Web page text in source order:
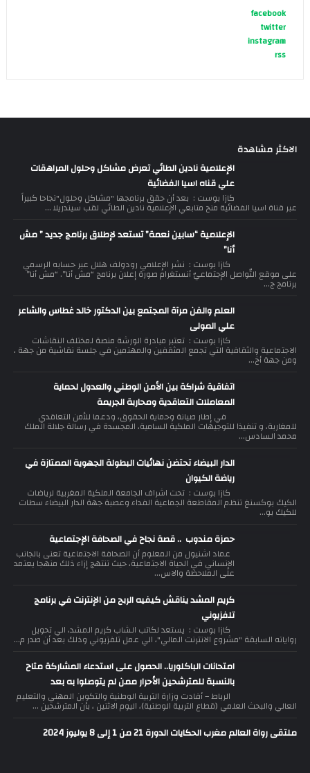
facebook
twitter
instagram
rss
الاكثر مشاهدة
الإعلامية نادين الطائي تعرض مشاكل وحلول المراهقات
علي قناه اسيا الفضائية
كازا بوست : بعد أن حقق برنامجها "مشاكل وحلول"نجاحا كبيراً
عبر قناة اسيا الفضائية منح متابعي الإعلامية نادين الطائي لقب سيندريلا ...
الإعلامية “سابين نعمة” تستعد لإطلاق برنامج جديد ” مش
أنا”
كازا بوست : نشر الإعلامي رودولف هلال عبر حسابه الرسمي
على موقع التّواصل الإجتماعيّ أنستغرام صورة إعلان برنامج “مش أنا”. “مش أنا”
برنامج ج...
العلم والفن مرآة المجتمع بين الدكتور خالد غطاس والشاعر
علي المولى
كازا بوست : تعتبر مبادرة الورشة منصة لمختلف النقاشات
الاجتماعية والثقافية التي تجمع المثقفين والمهتمين في جلسة نقاشية من جهة ،
ومن جهة أخ...
اتفاقية شراكة بين الأمن الوطني والعدول لحماية
المعاملات التعاقدية ومحاربة الجريمة
في إطار صيانة وحماية الحقوق، ودعما للأمن التعاقدي
للمغاربة، و تنفيذا للتوجيهات الملكية السامية، المجسدة في رسالة جلالة الملك
محمد السادس...
الدار البيضاء تحتضن نهائيات البطولة الجهوية الممتازة في
رياضة الكيوان
كازا بوست : تحت اشراف الجامعة الملكية المغربية لرياضات
الكيك بوكسنغ تنظم المقاطعة الجماعية الفداء وعصبة جهة الدار البيضاء سطات
للكيك بو...
حمزة مندوب .. قصة نجاح في الصحافة الإجتماعية
عماد اشنيول من المعلوم أن الصحافة الاجتماعية تعنى بالجانب
الإنساني في الحياة الاجتماعية، حيث تنتهج إزاء ذلك منهجا يعتمد
على الملاحظة والاس...
كريم المشد يناقش كيفيه الربح من الإنترنت في برنامج
تلفزيوني
كازا بوست : يستعد لكاتب الشاب كريم المشد، الي تحويل
رواياته السابقة "مشروع الانترنت المالي"، الي عمل تلفزيوني وذلك بعد أن صدر م...
امتحانات الباكلوريا.. الحصول على استدعاء المشاركة متاح
بالنسبة للمترشحين الأحرار ممن لم يتوصلوا به بعد
الرباط – أفادت وزارة التربية الوطنية والتكوين المهني والتعليم
العالي والبحث العلمي (قطاع التربية الوطنية)، اليوم الاثنين ، بأن المترشحين ...
ملتقى رواة العالم مغرب الحكايات الدورة 21 من 1 إلى 8 يوليوز 2024